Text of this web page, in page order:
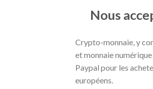
Nous
Crypto-monnaie, y
et monnaie
Paypal pour les
européens.